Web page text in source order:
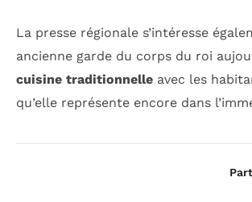
La presse régionale s’intéresse
ancienne garde du corps du roi
cuisine traditionnelle avec les
qu’elle représente encore dans